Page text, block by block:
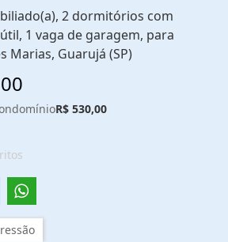
2 dormitórios com
1 vaga de garagem, para
Marias, Guarujá (SP)
R$ 530,00